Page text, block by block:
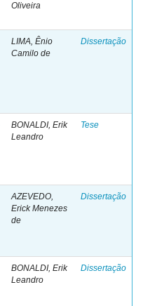
Oliveira
LIMA, Ênio
Camilo de
Dissertação
BONALDI, Erik
Leandro
Tese
AZEVEDO,
Erick Menezes
de
Dissertação
BONALDI, Erik
Leandro
Dissertação